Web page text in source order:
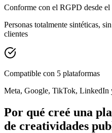
Conforme con el RGPD desde el
Personas totalmente sintéticas,
clientes
Compatible con 5 plataformas
Meta, Google, TikTok, LinkedIn
Por qué creé una
de creatividades